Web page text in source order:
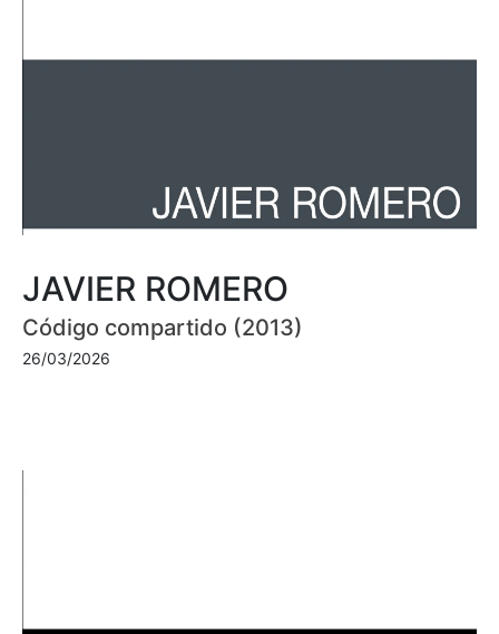
JAVIER ROMERO
Código compartido (2013)
26/03/2026